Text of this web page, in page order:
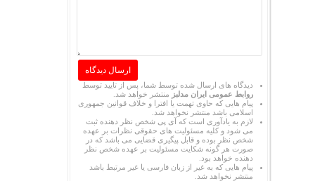
دیدگاه های ارسال شده توسط شما، پس از تایید توسط
روابط عمومی ایران مدلبز منتشر خواهد شد.
پیام هایی که حاوی تهمت یا افترا و خلاف قوانین جمهوری
اسلامی باشد منتشر نخواهد شد.
لازم به یادآوری است که آی پی شخص نظر دهنده ثبت
می شود و کلیه مسئولیت های حقوقی نظرات بر عهده
شخص نظر بوده و قابل پیگیری قضایی می باشد که در
صورت هر گونه شکایت مسئولیت بر عهده شخص نظر
دهنده خواهد بود.
پیام هایی که به غیر از زبان فارسی یا غیر مرتبط باشد
منتشر نخواهد شد.